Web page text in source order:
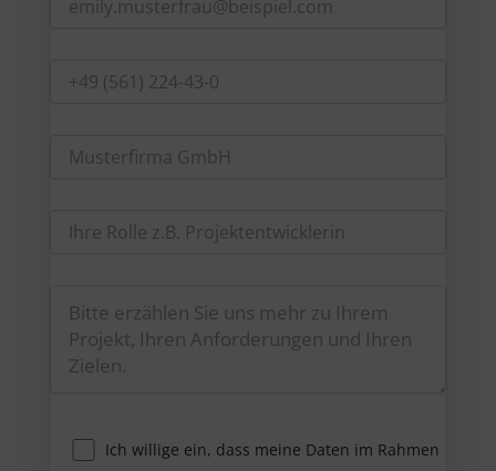
Ich willige ein, dass meine Daten im Rahmen